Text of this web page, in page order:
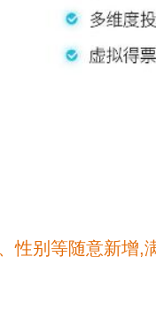
性别等随意新增,